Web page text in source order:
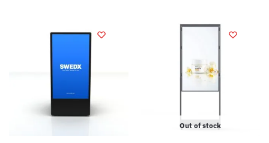
Out of stock